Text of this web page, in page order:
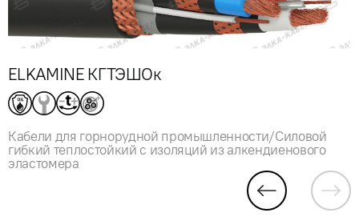
ELKAMINE КГТЭШОк
Кабели для горнорудной промышленности/Силовой
гибкий теплостойкий с изоляций из алкендиенового
эластомера